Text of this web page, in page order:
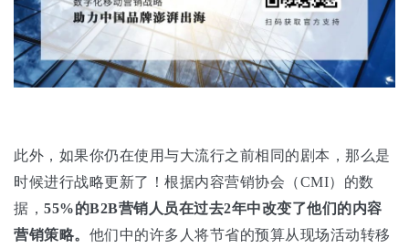
此外，如果你仍在使用与大流行之前相同的剧本，那么是
时候进行战略更新了！根据内容营销协会（CMI）的数
据， 55%的B2B营销人员在过去2年中改变了他们的内容
营销策略。 他们中的许多人将节省的预算从现场活动转移